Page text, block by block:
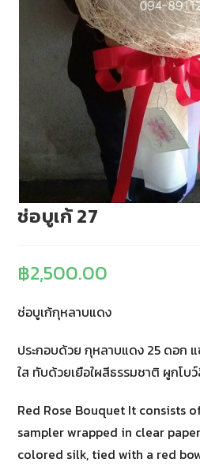
ช่อบูเก้ 27
฿2,500.00
ช่อบูเก้กุหลาบแดง
ประกอบด้วย กุหลาบแดง 25 ดอก
ใส ทับด้วยเยือใผสีธรรมชาติ ผูกโบ
Red Rose Bouquet It consists
sampler wrapped in clear
colored silk, tied with a red